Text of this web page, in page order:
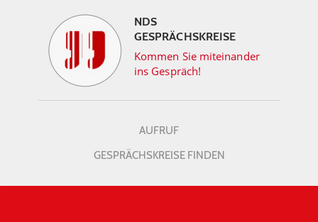
NDS
GESPRÄCHSKREISE
Kommen Sie miteinander
ins Gespräch!
AUFRUF
GESPRÄCHSKREISE FINDEN